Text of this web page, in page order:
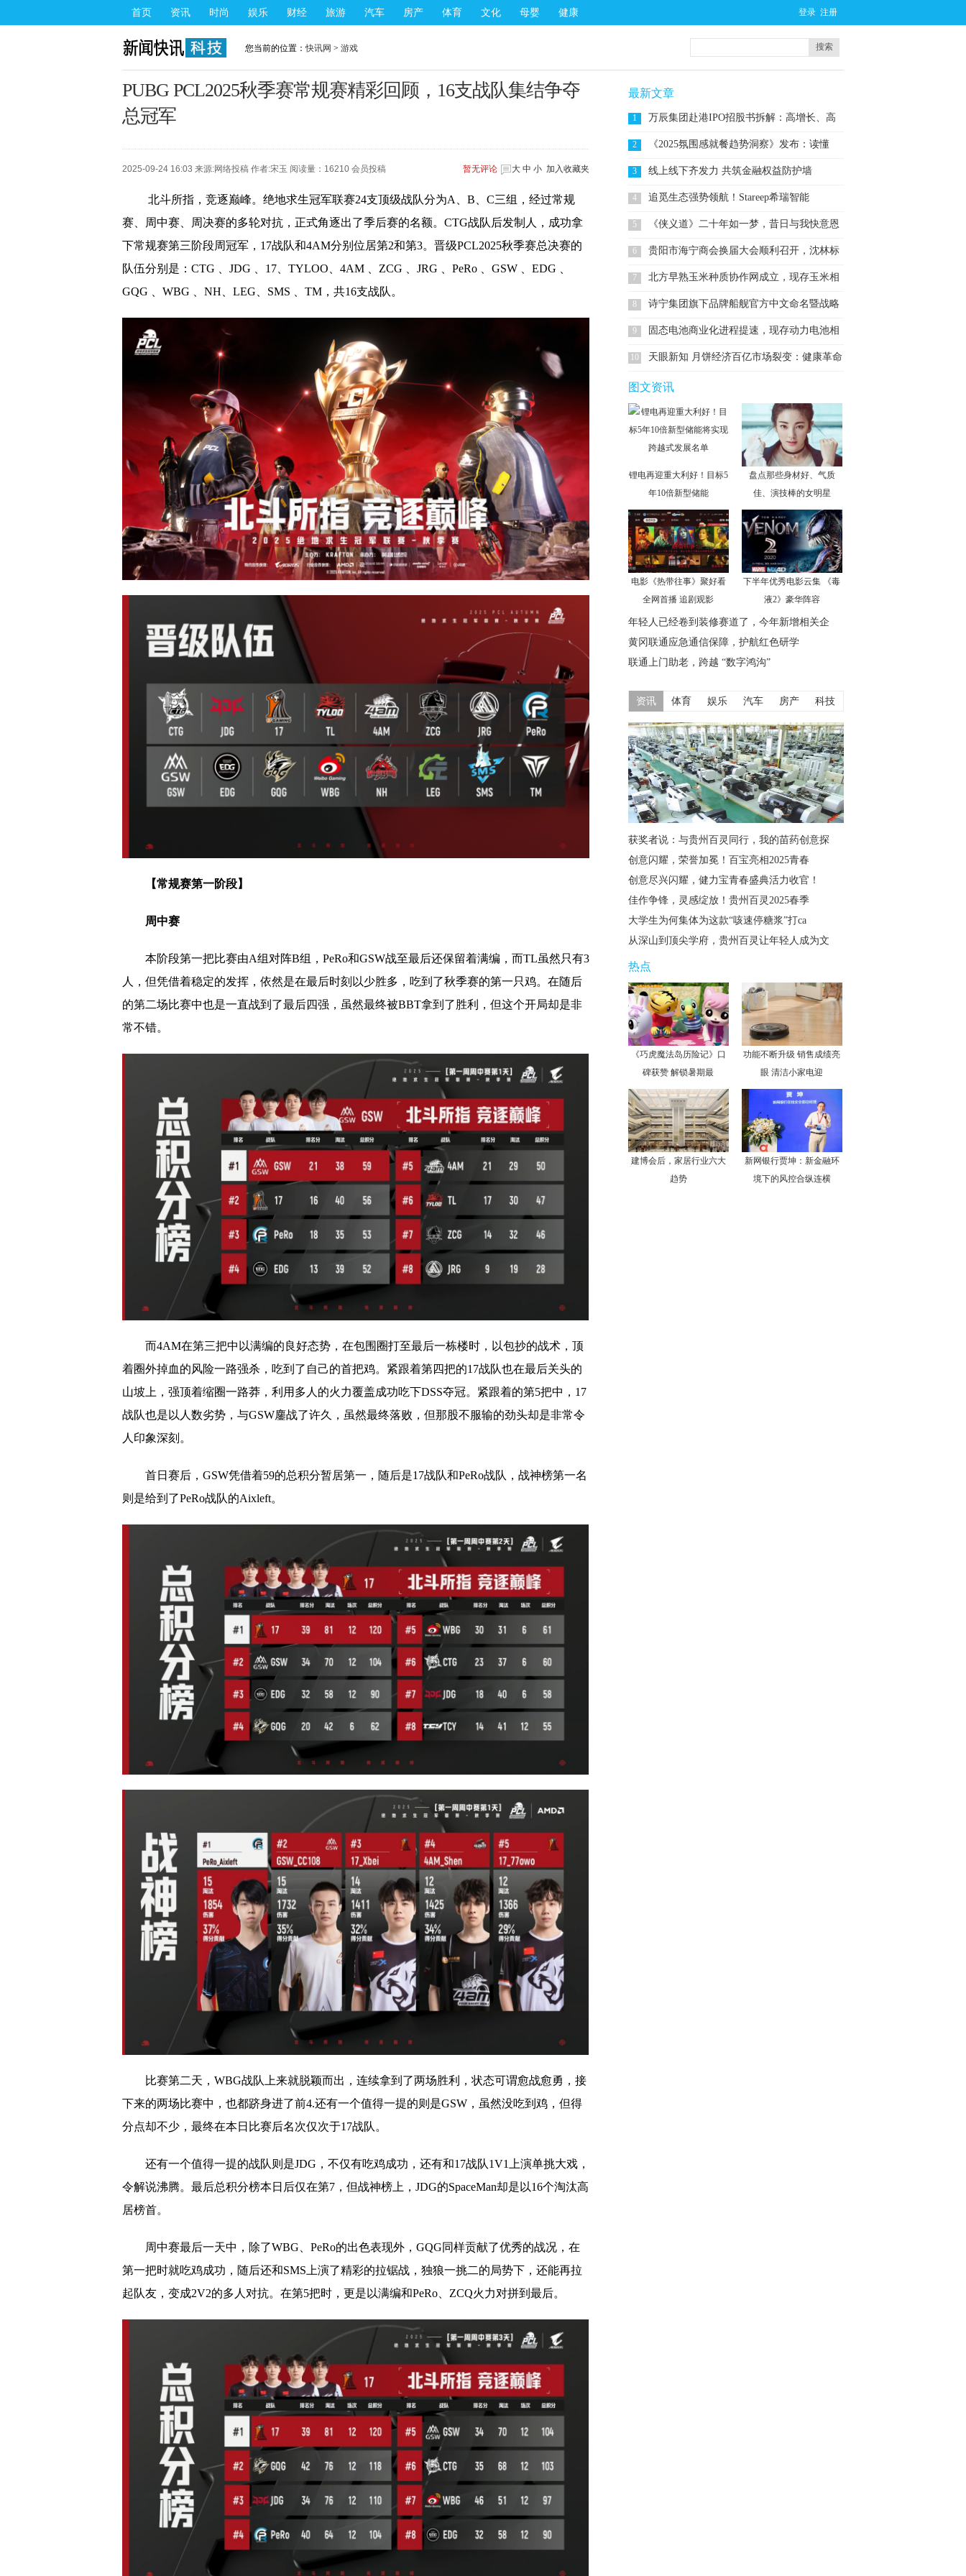
首页 资讯 时尚 娱乐 财经 旅游 汽车 房产 体育 文化 母婴 健康 登录 注册
您当前的位置：快讯网 > 游戏 搜索
PUBG PCL2025秋季赛常规赛精彩回顾，16支战队集结争夺
总冠军
2025-09-24 16:03 来源:网络投稿 作者:宋玉 阅读量：16210 会员投稿 大 中 小 加入收藏夹
暂无评论
北斗所指，竞逐巅峰。绝地求生冠军联赛24支顶级战队分为A、B、C三组，经过常规
赛、周中赛、周决赛的多轮对抗，正式角逐出了季后赛的名额。CTG战队后发制人，成功拿
下常规赛第三阶段周冠军，17战队和4AM分别位居第2和第3。晋级PCL2025秋季赛总决赛的
队伍分别是：CTG 、JDG 、17、TYLOO、4AM 、ZCG 、JRG 、PeRo 、GSW 、EDG 、
GQG 、WBG 、NH、LEG、SMS 、TM，共16支战队。
【常规赛第一阶段】
周中赛
本阶段第一把比赛由A组对阵B组，PeRo和GSW战至最后还保留着满编，而TL虽然只有3
人，但凭借着稳定的发挥，依然是在最后时刻以少胜多，吃到了秋季赛的第一只鸡。在随后
的第二场比赛中也是一直战到了最后四强，虽然最终被BBT拿到了胜利，但这个开局却是非
常不错。
而4AM在第三把中以满编的良好态势，在包围圈打至最后一栋楼时，以包抄的战术，顶
着圈外掉血的风险一路强杀，吃到了自己的首把鸡。紧跟着第四把的17战队也在最后关头的
山坡上，强顶着缩圈一路莽，利用多人的火力覆盖成功吃下DSS夺冠。紧跟着的第5把中，17
战队也是以人数劣势，与GSW鏖战了许久，虽然最终落败，但那股不服输的劲头却是非常令
人印象深刻。
首日赛后，GSW凭借着59的总积分暂居第一，随后是17战队和PeRo战队，战神榜第一名
则是给到了PeRo战队的Aixleft。
比赛第二天，WBG战队上来就脱颖而出，连续拿到了两场胜利，状态可谓愈战愈勇，接
下来的两场比赛中，也都跻身进了前4.还有一个值得一提的则是GSW，虽然没吃到鸡，但得
分点却不少，最终在本日比赛后名次仅次于17战队。
还有一个值得一提的战队则是JDG，不仅有吃鸡成功，还有和17战队1V1上演单挑大戏，
令解说沸腾。最后总积分榜本日后仅在第7，但战神榜上，JDG的SpaceMan却是以16个淘汰高
居榜首。
周中赛最后一天中，除了WBG、PeRo的出色表现外，GQG同样贡献了优秀的战况，在
第一把时就吃鸡成功，随后还和SMS上演了精彩的拉锯战，独狼一挑二的局势下，还能再拉
起队友，变成2V2的多人对抗。在第5把时，更是以满编和PeRo、ZCQ火力对拼到最后。
最新文章
1 万辰集团赴港IPO招股书拆解：高增长、高
2 《2025氛围感就餐趋势洞察》发布：读懂
3 线上线下齐发力 共筑金融权益防护墙
4 追觅生态强势领航！Stareep希瑞智能
5
《侠义道》二十年如一梦，昔日与我快意恩
仇
6
贵阳市海宁商会换届大会顺利召开，沈林标
当
7
北方早熟玉米种质协作网成立，现存玉米相
关
8
诗宁集团旗下品牌船舰官方中文命名暨战略
9
固态电池商业化进程提速，现存动力电池相
10 天眼新知 月饼经济百亿市场裂变：健康革命
图文资讯
锂电再迎重大利好！目标5
年10倍新型储能
盘点那些身材好、气质
佳、演技棒的女明星
电影《热带往事》聚好看
全网首播 追剧观影
下半年优秀电影云集 《毒
液2》豪华阵容
年轻人已经卷到装修赛道了，今年新增相关企
黄冈联通应急通信保障，护航红色研学
联通上门助老，跨越 “数字鸿沟”
资讯 体育 娱乐 汽车 房产 科技
获奖者说：与贵州百灵同行，我的苗药创意探
创意闪耀，荣誉加冕！百宝亮相2025青春
创意尽兴闪耀，健力宝青春盛典活力收官！
佳作争锋，灵感绽放！贵州百灵2025春季
大学生为何集体为这款“咳速停糖浆”打ca
从深山到顶尖学府，贵州百灵让年轻人成为文
热点
《巧虎魔法岛历险记》口
碑获赞 解锁暑期最
功能不断升级 销售成绩亮
眼 清洁小家电迎
建博会后，家居行业六大
趋势
新网银行贾坤：新金融环
境下的风控合纵连横